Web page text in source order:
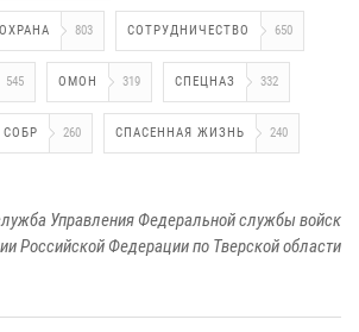
803 СОТРУДНИЧЕСТВО 650
545 ОМОН 319 СПЕЦНАЗ 332
СОБР 260 СПАСЕННАЯ ЖИЗНЬ 240
Управления Федеральной службы войск
Российской Федерации по Тверской области